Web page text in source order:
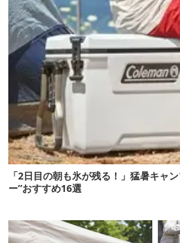
「2日目の朝も氷が残る！」猛暑キャ
ー”おすすめ16選